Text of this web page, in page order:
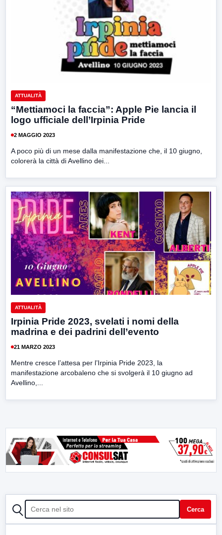
ATTUALITÀ
“Mettiamoci la faccia”: Apple Pie lancia il
logo ufficiale dell’Irpinia Pride
2 MAGGIO 2023
A poco più di un mese dalla manifestazione che, il 10 giugno,
colorerà la città di Avellino dei...
ATTUALITÀ
Irpinia Pride 2023, svelati i nomi della
madrina e dei padrini dell’evento
21 MARZO 2023
Mentre cresce l’attesa per l’Irpinia Pride 2023, la
manifestazione arcobaleno che si svolgerà il 10 giugno ad
Avellino,...
CERCA Cerca